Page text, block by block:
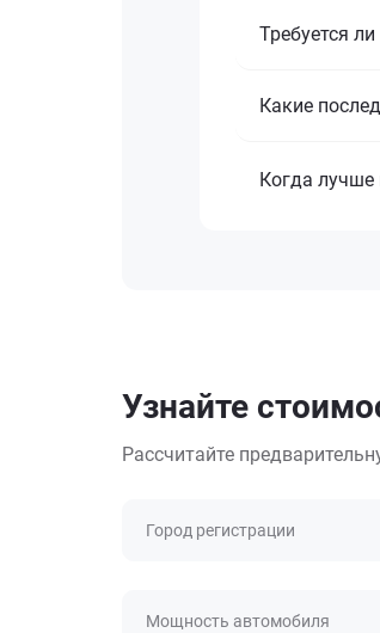
Требуется
Какие
Когда лучше
Узнайте
Рассчитайте
Город регистрации
Мощность автомобиля